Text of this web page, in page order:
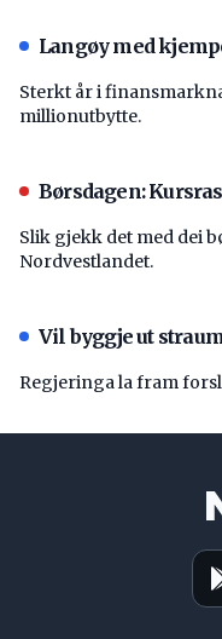
Langøy med
Sterkt år i
millionutbytte.
Børsdagen:
Slik gjekk det med dei
Nordvestlandet.
Vil byggje ut
Regjeringa la fram